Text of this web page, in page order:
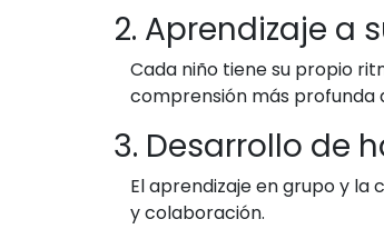
2. Aprendizaje a
Cada niño tiene su propio
comprensión más profunda
3. Desarrollo de
El aprendizaje en grupo y
y colaboración.